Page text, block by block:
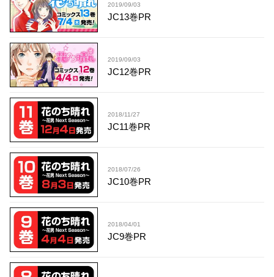
2019/09/03
JC13巻PR
2019/09/03
JC12巻PR
2018/11/27
JC11巻PR
2018/07/26
JC10巻PR
2018/04/01
JC9巻PR